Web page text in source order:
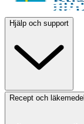
Hjälp och support
Recept och läkemedel